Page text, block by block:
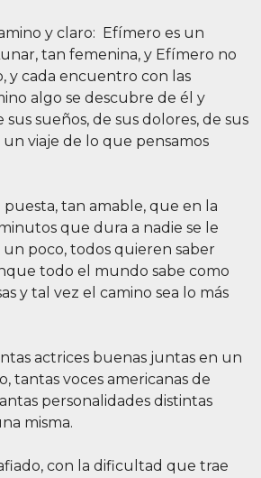
y claro: Efímero es un
tan femenina, y Efímero no
y cada encuentro con las
algo se descubre de él y
sueños, de sus dolores, de sus
un viaje de lo que pensamos
tan amable, que en la
que dura a nadie se le
poco, todos quieren saber
todo el mundo sabe como
y tal vez el camino sea lo más
actrices buenas juntas en un
tantas voces americanas de
personalidades distintas
misma.
con la dificultad que trae